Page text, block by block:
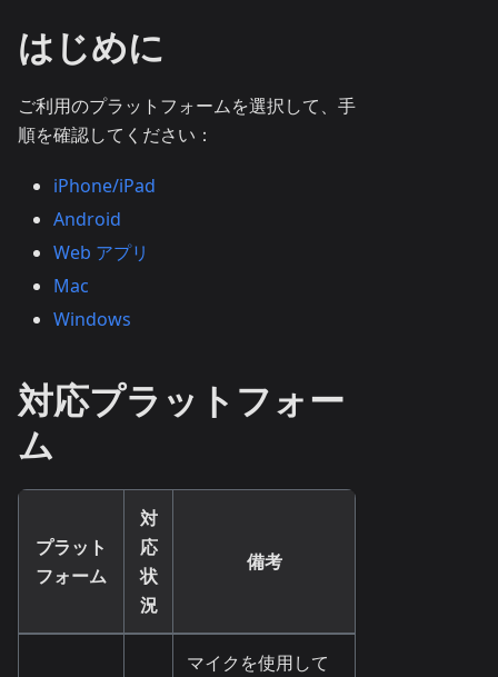
はじめに
ご利用のプラットフォームを選択して、手
順を確認してください：
iPhone/iPad
Android
Web アプリ
Mac
Windows
対応プラットフォー
ム
プラット
フォーム
対
応
状
況
備考
マイクを使用して